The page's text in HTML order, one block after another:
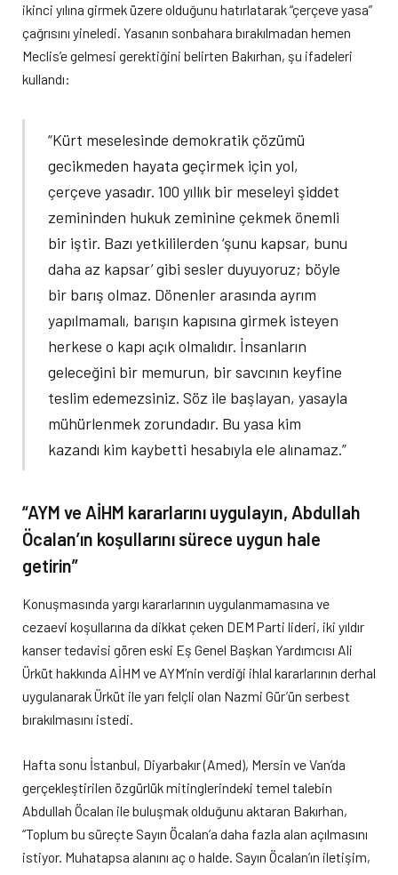
ikinci yılına girmek üzere olduğunu hatırlatarak “çerçeve yasa”
çağrısını yineledi. Yasanın sonbahara bırakılmadan hemen
Meclis’e gelmesi gerektiğini belirten Bakırhan, şu ifadeleri
kullandı:
“Kürt meselesinde demokratik çözümü
gecikmeden hayata geçirmek için yol,
çerçeve yasadır. 100 yıllık bir meseleyi şiddet
zemininden hukuk zeminine çekmek önemli
bir iştir. Bazı yetkililerden ‘şunu kapsar, bunu
daha az kapsar’ gibi sesler duyuyoruz; böyle
bir barış olmaz. Dönenler arasında ayrım
yapılmamalı, barışın kapısına girmek isteyen
herkese o kapı açık olmalıdır. İnsanların
geleceğini bir memurun, bir savcının keyfine
teslim edemezsiniz. Söz ile başlayan, yasayla
mühürlenmek zorundadır. Bu yasa kim
kazandı kim kaybetti hesabıyla ele alınamaz.”
“AYM ve AİHM kararlarını uygulayın, Abdullah
Öcalan’ın koşullarını sürece uygun hale
getirin”
Konuşmasında yargı kararlarının uygulanmamasına ve
cezaevi koşullarına da dikkat çeken DEM Parti lideri, iki yıldır
kanser tedavisi gören eski Eş Genel Başkan Yardımcısı Ali
Ürküt hakkında AİHM ve AYM’nin verdiği ihlal kararlarının derhal
uygulanarak Ürküt ile yarı felçli olan Nazmi Gür’ün serbest
bırakılmasını istedi.
Hafta sonu İstanbul, Diyarbakır (Amed), Mersin ve Van’da
gerçekleştirilen özgürlük mitinglerindeki temel talebin
Abdullah Öcalan ile buluşmak olduğunu aktaran Bakırhan,
“Toplum bu süreçte Sayın Öcalan’a daha fazla alan açılmasını
istiyor. Muhatapsa alanını aç o halde. Sayın Öcalan’ın iletişim,